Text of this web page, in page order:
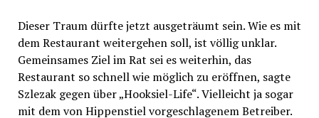
Dieser Traum dürfte jetzt ausgeträumt sein. Wie es mit
dem Restaurant weitergehen soll, ist völlig unklar.
Gemeinsames Ziel im Rat sei es weiterhin, das
Restaurant so schnell wie möglich zu eröffnen, sagte
Szlezak gegen über „Hooksiel-Life“. Vielleicht ja sogar
mit dem von Hippenstiel vorgeschlagenem Betreiber.